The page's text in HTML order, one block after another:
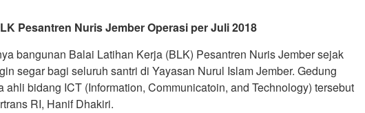
Pesantren Nuris Jember Operasi per Juli 2018
bangunan Balai Latihan Kerja (BLK) Pesantren Nuris Jember sejak
segar bagi seluruh santri di Yayasan Nurul Islam Jember. Gedung
ahli bidang ICT (Information, Communicatoin, and Technology) tersebut
RI, Hanif Dhakiri.